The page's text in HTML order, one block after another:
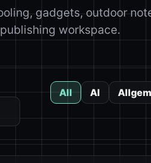
gadgets, outdoor
workspace.
All AI